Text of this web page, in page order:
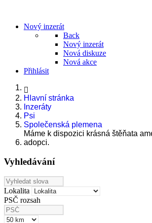
Nový inzerát
Back
Nový inzerát
Nová diskuze
Nová akce
Přihlásit
Hlavní stránka
Inzeráty
Psi
Společenská plemena
Máme k dispozici krásná štěňata
adopci.
Vyhledávání
Lokalita
PSČ rozsah